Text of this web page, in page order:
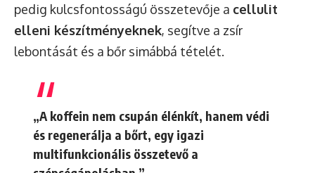
pedig kulcsfontosságú összetevője a cellulit
elleni készítményeknek, segítve a zsír
lebontását és a bőr simábbá tételét.
„A koffein nem csupán élénkít, hanem védi
és regenerálja a bőrt, egy igazi
multifunkcionális összetevő a